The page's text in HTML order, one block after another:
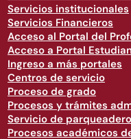
Servicios institucionales
Servicios Financieros
Acceso al Portal del
Acceso a Portal
Ingreso a más portales
Centros de servicio
Proceso de grado
Procesos y trámites
Servicio de parqueadero
Procesos académicos